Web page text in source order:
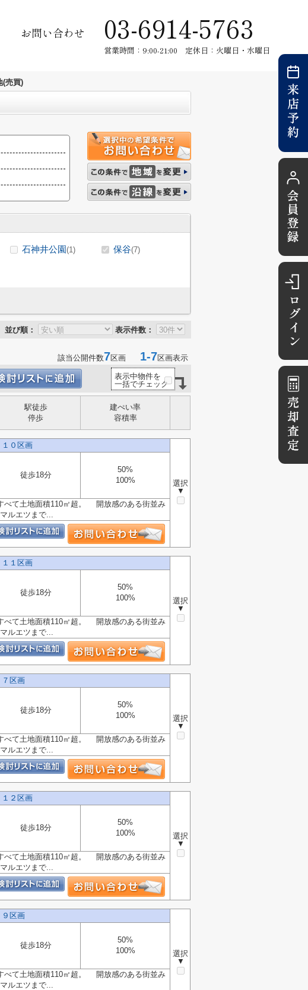
お問い合わせ 03-6914-5763
営業時間：9:00-21:00 定休日：火曜日・水曜日
(売買)
石神井公園(1) 保谷(7)
並び順： 表示件数：
該当公開件数7区画 1-7区画表示
表示中物件を
一括でチェック
駅徒歩
停歩
建ぺい率
容積率
０区画
選択
▼
徒歩18分
50%
100%
べて土地面積110㎡超。 開放感のある街並み
ルエツまで...
１区画
選択
▼
徒歩18分
50%
100%
べて土地面積110㎡超。 開放感のある街並み
ルエツまで...
区画
選択
▼
徒歩18分
50%
100%
べて土地面積110㎡超。 開放感のある街並み
ルエツまで...
２区画
選択
▼
徒歩18分
50%
100%
べて土地面積110㎡超。 開放感のある街並み
ルエツまで...
区画
選択
▼
徒歩18分
50%
100%
べて土地面積110㎡超。 開放感のある街並み
ルエツまで...